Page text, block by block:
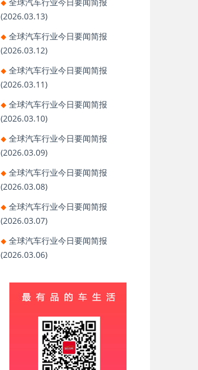
(2026.03.13)
全球汽车行业今日要闻简报
(2026.03.12)
全球汽车行业今日要闻简报
(2026.03.11)
全球汽车行业今日要闻简报
(2026.03.10)
全球汽车行业今日要闻简报
(2026.03.09)
全球汽车行业今日要闻简报
(2026.03.08)
全球汽车行业今日要闻简报
(2026.03.07)
全球汽车行业今日要闻简报
(2026.03.06)